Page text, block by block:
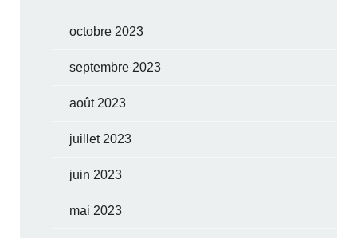
octobre 2023
septembre 2023
août 2023
juillet 2023
juin 2023
mai 2023